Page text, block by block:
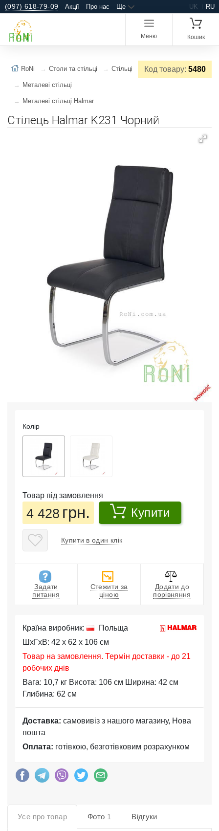
(097) 618-79-09 Акції Про нас Ще UK RU
Меню Кошик
Код товару: 5480
RoNi Столи та стільці Стільці
Металеві стільці
Металеві стільці Halmar
Стілець Halmar K231 Чорний
Колір
Товар під замовлення
4 428 грн. Купити
Купити в один клік
Задати
питання
Стежити за
ціною
Додати до
порівняння
Країна виробник:
Польща
ШхГхВ: 42 x 62 x 106 см
Товар на замовлення. Термін доставки - до 21
робочих днів
Вага: 10,7 кг Висота: 106 см Ширина: 42 см
Глибина: 62 см
Доставка: самовивіз з нашого магазину, Нова
пошта
Оплата: готівкою, безготівковим розрахунком
Усе про товар Фото 1 Відгуки